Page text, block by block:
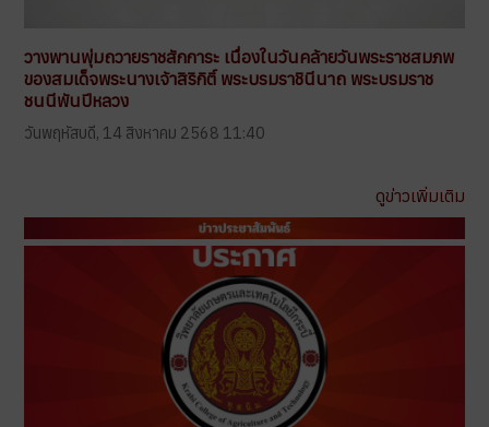
วางพานพุ่มถวายราชสักการะ เนื่องในวันคล้ายวันพระราชสมภพ
ของสมเด็จพระนางเจ้าสิริกิติ์ พระบรมราชินีนาถ พระบรมราช
ชนนีพันปีหลวง
วันพฤหัสบดี, 14 สิงหาคม 2568 11:40
ดูข่าวเพิ่มเติม